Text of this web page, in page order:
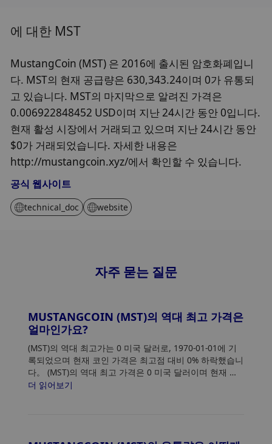
에 대한 MST
MustangCoin (MST) 은 2016에 출시된 암호화폐입니
다. MST의 현재 공급량은 630,343.24이며 0가 유통되
고 있습니다. MST의 마지막으로 알려진 가격은
0.006922848452 USD이며 지난 24시간 동안 0입니다.
현재 활성 시장에서 거래되고 있으며 지난 24시간 동안
$0가 거래되었습니다. 자세한 내용은
http://mustangcoin.xyz/에서 확인할 수 있습니다.
공식 웹사이트
technical_doc website
자주 묻는 질문
MUSTANGCOIN (MST)의 역대 최고 가격은
얼마인가요?
(MST)의 역대 최고가는 0 미국 달러로, 1970-01-01에 기
록되었으며 현재 코인 가격은 최고점 대비 0% 하락했습니
다。 (MST)의 역대 최고 가격은 0 미국 달러이며 현재 가
격은 최고점 대비 0% 하락했습니다.
더 읽어보기